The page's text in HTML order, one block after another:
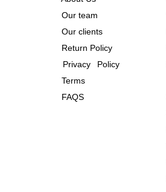
Our team
Our clients
Return Policy
Privacy Policy
Terms
FAQS